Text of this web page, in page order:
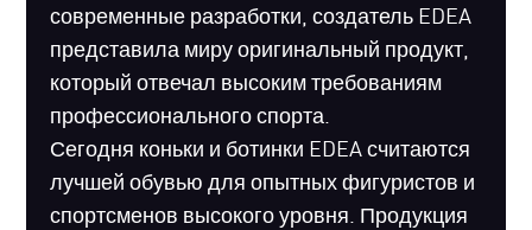
современные разработки, создатель EDEA
представила миру оригинальный продукт,
который отвечал высоким требованиям
профессионального спорта.
Сегодня коньки и ботинки EDEA считаются
лучшей обувью для опытных фигуристов и
спортсменов высокого уровня. Продукция